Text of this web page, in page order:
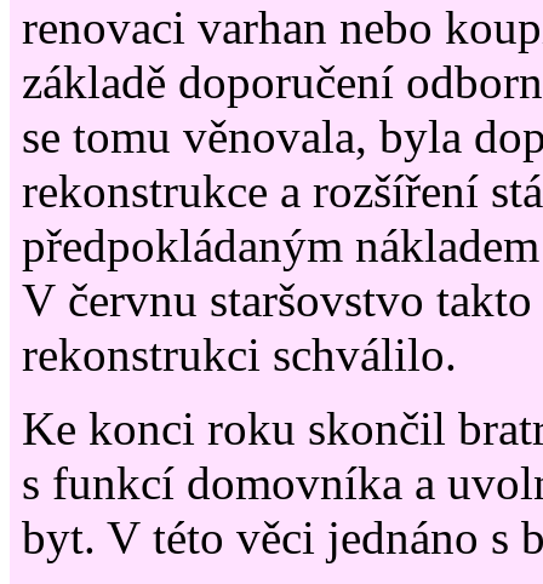
renovaci varhan nebo
základě doporučení
se tomu věnovala, byla
rekonstrukce a rozšíření
předpokládaným
V červnu staršovstvo
rekonstrukci schválilo.
Ke konci roku skončil
s funkcí domovníka a
byt. V této věci jednáno s